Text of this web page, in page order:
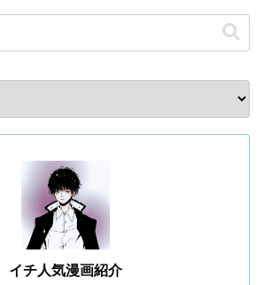
イチ人気漫画紹介